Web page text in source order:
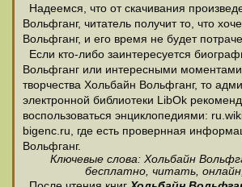
Надеемся, что от скачивания
Вольфганг, читатель получит то, что
Вольфганг, и его время не будет
Если кто-либо заинтересуется
Вольфганг или интересными
творчества Хольбайн Вольфганг, то
электронной библиотеки LibOk
воспользоваться энциклопедиями:
bigenc.ru, где есть провернная
Вольфганг.
Ключевые слова: Хольбайн
бесплатно, читать,